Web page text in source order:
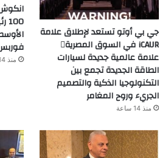
جي بي أوتو تستعد لإطلاق علامة
iCAUR في السوق المصرية
علامة عالمية جديدة لسيارات
الطاقة الجديدة تجمع بين
التكنولوجيا الذكية والتصميم
الجريء وروح المغامر
منذ 14 ساعة
منذ 14 ساعة